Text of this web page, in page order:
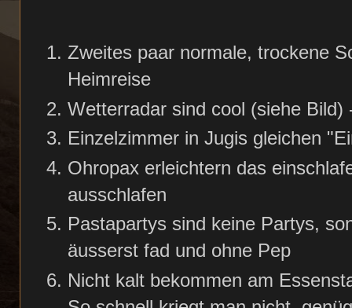
Zweites paar normale, trockene
Heimreise
Wetterradar sind cool (siehe
Einzelzimmer in Jugis gleichen
Ohropax erleichtern das
ausschlafen
Pastapartys sind keine Partys,
äusserst fad und ohne Pep
Nicht kalt bekommen am